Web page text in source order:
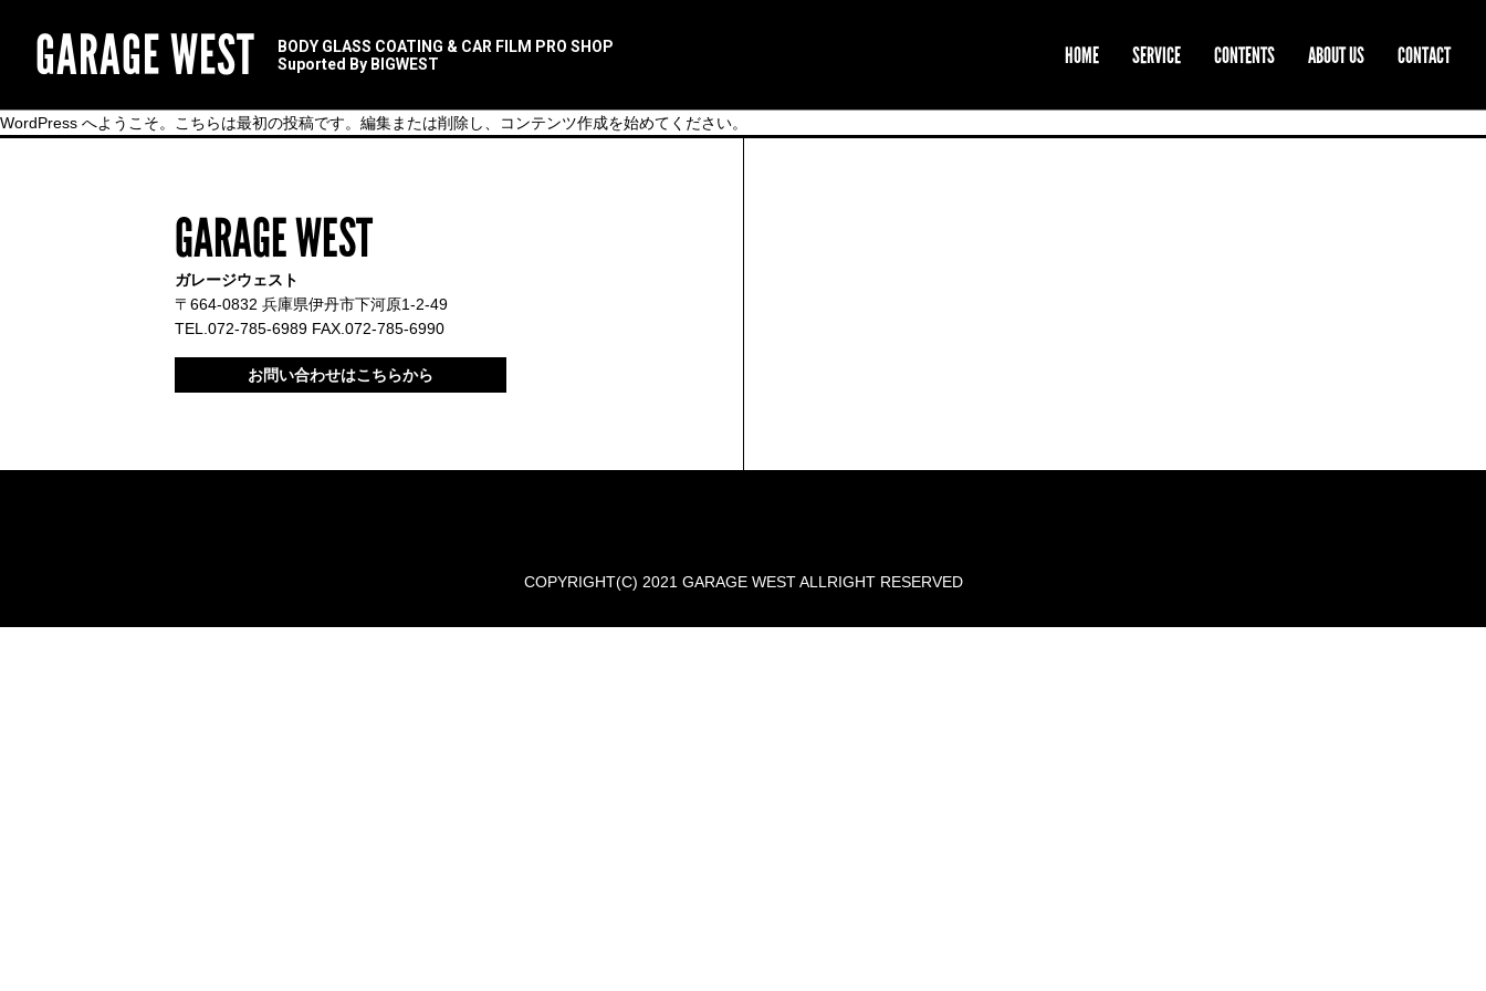
GARAGE WEST
BODY GLASS COATING & CAR FILM PRO SHOP
Suported By BIGWEST
HOME SERVICE CONTENTS ABOUT US CONTACT
WordPress へようこそ。こちらは最初の投稿です。編集または削除し、コンテンツ作成を始めてください。
GARAGE WEST
ガレージウェスト
〒664-0832 兵庫県伊丹市下河原1-2-49
TEL.072-785-6989 FAX.072-785-6990
お問い合わせはこちらから
COPYRIGHT(C) 2021 GARAGE WEST ALLRIGHT RESERVED